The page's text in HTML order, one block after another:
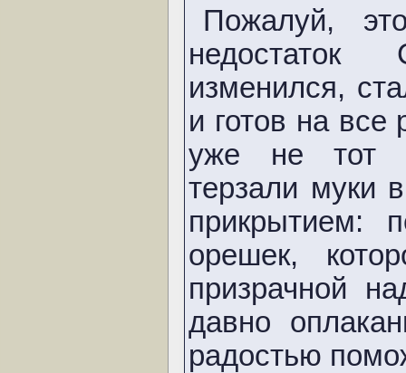
Пожалуй,
изменился,
и готов на все
уже не тот
терзали муки
прикрытием:
орешек,
призрачной
давно
радостью